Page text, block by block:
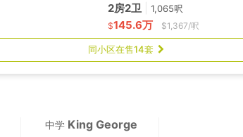
2房2卫 1,065呎
$145.6万 $1,367/呎
同小区在售14套
中学 King George